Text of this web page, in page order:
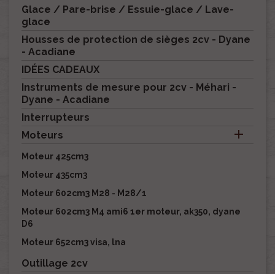
Glace / Pare-brise / Essuie-glace / Lave-
glace
Housses de protection de sièges 2cv - Dyane
- Acadiane
IDÉES CADEAUX
Instruments de mesure pour 2cv - Méhari -
Dyane - Acadiane
Interrupteurs
Moteurs

Moteur 425cm3
Moteur 435cm3
Moteur 602cm3 M28 - M28/1
Moteur 602cm3 M4 ami6 1er moteur, ak350, dyane
D6
Moteur 652cm3 visa, lna
Outillage 2cv